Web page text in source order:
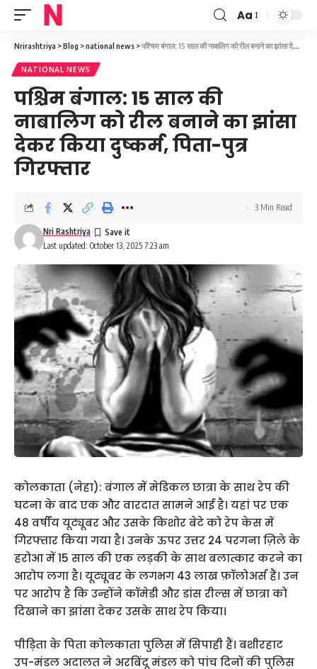
Font
Resizer
Aa
Nrirashtriya >Blog >national news >पश्चिम बंगाल: 15 साल की नाबालिग को रील बनाने का झांसा देकर किया दुष्कर्म, पिता-पुत्र गिरफ्तार
NATIONAL NEWS
पश्चिम बंगाल: 15 साल की
नाबालिग को रील बनाने का झांसा
देकर किया दुष्कर्म, पिता-पुत्र
गिरफ्तार
Last updated: October 13, 2025 7:23 am
Nri Rashtriya
3 Min Read
कोलकाता (नेहा): बंगाल में मेडिकल छात्रा के साथ रेप की
घटना के बाद एक और वारदात सामने आई है। यहां पर एक
48 वर्षीय यूट्यूबर और उसके किशोर बेटे को रेप केस में
गिरफ्तार किया गया है। उनके ऊपर उत्तर 24 परगना ज़िले के
हरोआ में 15 साल की एक लड़की के साथ बलात्कार करने का
आरोप लगा है। यूट्यूबर के लगभग 43 लाख फ़ॉलोअर्स हैं। उन
पर आरोप है कि उन्होंने कॉमेडी और डांस रील्स में छात्रा को
दिखाने का झांसा देकर उसके साथ रेप किया।
पीड़िता के पिता कोलकाता पुलिस में सिपाही हैं। बशीरहाट
उप-मंडल अदालत ने अरबिंदू मंडल को पांच दिनों की पुलिस